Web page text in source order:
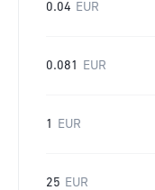
0.04 EUR
0.081 EUR
1 EUR
25 EUR